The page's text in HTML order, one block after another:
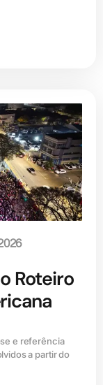
Roteiro
e referência
a partir do